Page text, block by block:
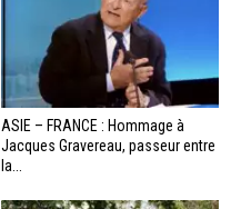
ASIE – FRANCE : Hommage à
Jacques Gravereau, passeur entre
la...